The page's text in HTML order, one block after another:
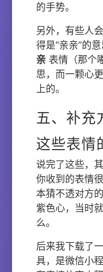
的手势。
另外，有些人
得是“亲亲”的
亲 表情（那个
思，而一颗心
上的。
五、补充
这些表情
说完了这些，
你收到的表情
本猜不透对方
紫色心，当时
么。
后来我下载了
具，是微信小